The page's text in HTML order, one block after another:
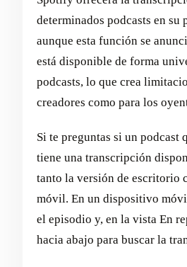
determinados podcasts en su
aunque esta función se
está disponible de forma
podcasts, lo que crea
creadores como para los
Si te preguntas si un podcast
tiene una transcripción
tanto la versión de escritorio
móvil. En un dispositivo
el episodio y, en la vista En
hacia abajo para buscar la